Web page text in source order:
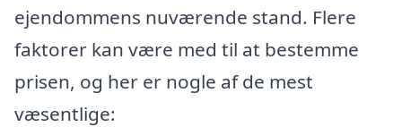
ejendommens nuværende stand. Flere
faktorer kan være med til at bestemme
prisen, og her er nogle af de mest
væsentlige: